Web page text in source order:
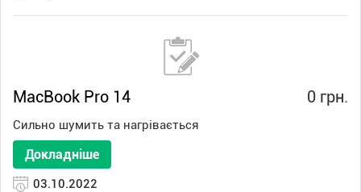
0 грн.
MacBook Pro 14
Сильно шумить та нагрівається
Докладніше
03.10.2022